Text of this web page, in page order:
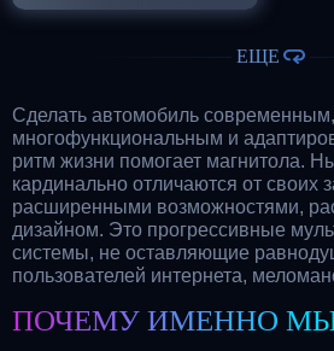
ЕЩЕ
Сделать автомобиль современным,
многофункциональным и
ритм жизни помогает магнитола.
кардинально отличаются от своих
расширенными возможностями,
дизайном. Это прогрессивные
системы, не оставляющие
пользователей интернета,
ПОЧЕМУ ИМЕННО